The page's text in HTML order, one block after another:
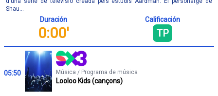
Shau...
Duración
0:00'
Calificación
TP
05:50 Música / Programa de música
Looloo Kids (cançons)